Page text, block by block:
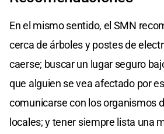
En el mismo sentido, el SMN
cerca de árboles y postes de
caerse; buscar un lugar seguro
que alguien se vea afectado por
comunicarse con los organismos
locales; y tener siempre lista una